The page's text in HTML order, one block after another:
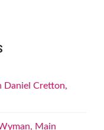
Daniel Cretton,
Main